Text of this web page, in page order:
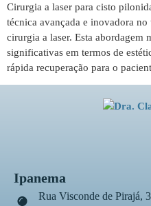
Cirurgia a laser para cisto
técnica avançada e inovadora
cirurgia a laser. Esta abordagem
significativas em termos de
rápida recuperação para o
Ipanema
Rua Visconde de Pirajá,